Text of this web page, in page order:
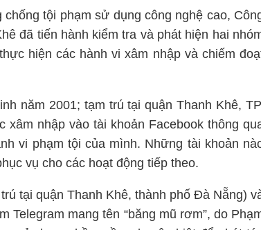
tội phạm sử dụng công nghệ cao,
đã tiến hành kiểm tra và phát hiện hai
hiện các hành vi xâm nhập và chiếm
năm 2001; tạm trú tại quận Thanh Khê,
nhập vào tài khoản Facebook thông
vi phạm tội của mình. Những tài khoản
vụ cho các hoạt động tiếp theo.
tại quận Thanh Khê, thành phố Đà Nẵng)
Telegram mang tên “băng mũ rơm”, do